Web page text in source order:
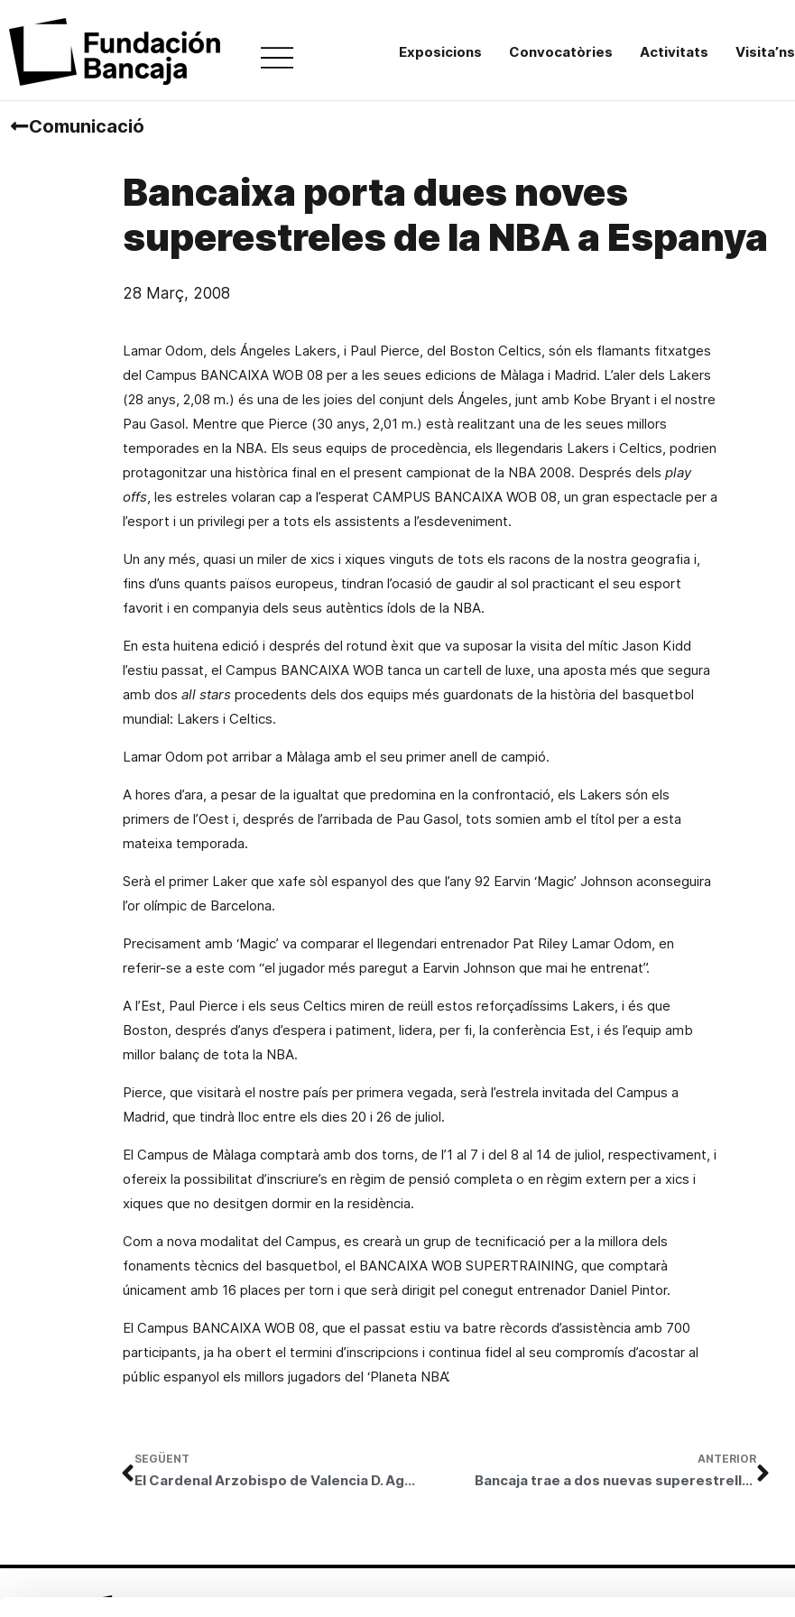
Exposicions Convocatòries Activitats Visita’ns
Comunicació
Bancaixa porta dues noves
superestreles de la NBA a Espanya
28 Març, 2008
Lamar Odom, dels Ángeles Lakers, i Paul Pierce, del Boston Celtics, són els flamants fitxatges
del Campus BANCAIXA WOB 08 per a les seues edicions de Màlaga i Madrid. L’aler dels Lakers
(28 anys, 2,08 m.) és una de les joies del conjunt dels Ángeles, junt amb Kobe Bryant i el nostre
Pau Gasol. Mentre que Pierce (30 anys, 2,01 m.) està realitzant una de les seues millors
temporades en la NBA. Els seus equips de procedència, els llegendaris Lakers i Celtics, podrien
protagonitzar una històrica final en el present campionat de la NBA 2008. Després dels play
offs, les estreles volaran cap a l’esperat CAMPUS BANCAIXA WOB 08, un gran espectacle per a
l’esport i un privilegi per a tots els assistents a l’esdeveniment.
Un any més, quasi un miler de xics i xiques vinguts de tots els racons de la nostra geografia i,
fins d’uns quants països europeus, tindran l’ocasió de gaudir al sol practicant el seu esport
favorit i en companyia dels seus autèntics ídols de la NBA.
En esta huitena edició i després del rotund èxit que va suposar la visita del mític Jason Kidd
l’estiu passat, el Campus BANCAIXA WOB tanca un cartell de luxe, una aposta més que segura
amb dos all stars procedents dels dos equips més guardonats de la història del basquetbol
mundial: Lakers i Celtics.
Lamar Odom pot arribar a Màlaga amb el seu primer anell de campió.
A hores d’ara, a pesar de la igualtat que predomina en la confrontació, els Lakers són els
primers de l’Oest i, després de l’arribada de Pau Gasol, tots somien amb el títol per a esta
mateixa temporada.
Serà el primer Laker que xafe sòl espanyol des que l’any 92 Earvin ‘Magic’ Johnson aconseguira
l’or olímpic de Barcelona.
Precisament amb ‘Magic’ va comparar el llegendari entrenador Pat Riley Lamar Odom, en
referir-se a este com “el jugador més paregut a Earvin Johnson que mai he entrenat”.
A l’Est, Paul Pierce i els seus Celtics miren de reüll estos reforçadíssims Lakers, i és que
Boston, després d’anys d’espera i patiment, lidera, per fi, la conferència Est, i és l’equip amb
millor balanç de tota la NBA.
Pierce, que visitarà el nostre país per primera vegada, serà l’estrela invitada del Campus a
Madrid, que tindrà lloc entre els dies 20 i 26 de juliol.
El Campus de Màlaga comptarà amb dos torns, de l’1 al 7 i del 8 al 14 de juliol, respectivament, i
ofereix la possibilitat d’inscriure’s en règim de pensió completa o en règim extern per a xics i
xiques que no desitgen dormir en la residència.
Com a nova modalitat del Campus, es crearà un grup de tecnificació per a la millora dels
fonaments tècnics del basquetbol, el BANCAIXA WOB SUPERTRAINING, que comptarà
únicament amb 16 places per torn i que serà dirigit pel conegut entrenador Daniel Pintor.
El Campus BANCAIXA WOB 08, que el passat estiu va batre rècords d’assistència amb 700
participants, ja ha obert el termini d’inscripcions i continua fidel al seu compromís d’acostar al
públic espanyol els millors jugadors del ‘Planeta NBA’.
ANTERIOR
Bancaja trae a dos nuevas superestrellas de la NBA a España
SEGÜENT
El Cardenal Arzobispo de Valencia D. Agustín García-Gascó visita la exposición “Sorolla, Visión de España” en la Fundación Bancaja